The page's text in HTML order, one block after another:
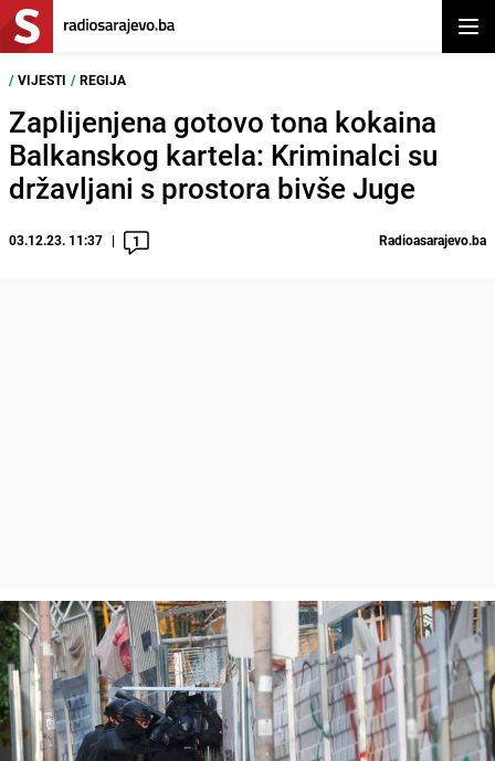
/ VIJESTI / REGIJA
Zaplijenjena gotovo tona kokaina
Balkanskog kartela: Kriminalci su
državljani s prostora bivše Juge
03.12.23. 11:37 1 Radioasarajevo.ba